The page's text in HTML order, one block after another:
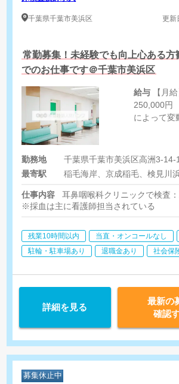
千葉県千葉市美浜区
更新
常勤募集！未経験でも向上心ある方
でのお仕事です＠千葉市美浜区
給与
250,000円
によって変
勤務地
千葉県千葉市美浜区高洲3-
最寄駅
稲毛海岸、京成稲毛、検見川
仕事内容
耳鼻咽喉科クリニックで検査
※採血は主に看護師担当されている
残業10時間以内 当直・オンコールなし
駐輪・駐車場あり
退職金あり 社会保
詳細を見る
最新の
確認
募集休止中